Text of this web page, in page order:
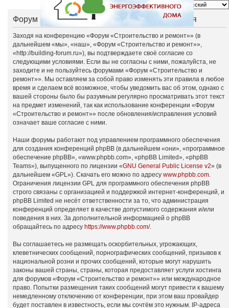
Язык:
Форум «Строительство и ремонт» - Регистрация
Заходя на конференцию «Форум «Строительство и ремонт»» (в
дальнейшем «мы», «наш», «Форум «Строительство и ремонт»»,
«http://building-forum.ru»), вы подтверждаете своё согласие со
следующими условиями. Если вы не согласны с ними, пожалуйста, не
заходите и не пользуйтесь форумами «Форум «Строительство и
ремонт»». Мы оставляем за собой право изменять эти правила в любое
время и сделаем всё возможное, чтобы уведомить вас об этом, однако с
вашей стороны было бы разумным регулярно просматривать этот текст
на предмет изменений, так как использование конференции «Форум
«Строительство и ремонт»» после обновления/исправления условий
означает ваше согласие с ними.
Наши форумы работают под управлением программного обеспечения
для создания конференций phpBB (в дальнейшем «они», «программное
обеспечение phpBB», «www.phpbb.com», «phpBB Limited», «phpBB
Teams»), выпущенного по лицензии «GNU General Public License v2» (в
дальнейшем «GPL»). Скачать его можно по адресу www.phpbb.com.
Ограничения лицензии GPL для программного обеспечения phpBB
строго связаны с организацией и поддержкой интернет-конференций, и
phpBB Limited не несёт ответственности за то, что администрация
конференций определяет в качестве допустимого содержания и/или
поведения в них. За дополнительной информацией о phpBB
обращайтесь по адресу https://www.phpbb.com/.
Вы соглашаетесь не размещать оскорбительных, угрожающих,
клеветнических сообщений, порнографических сообщений, призывов к
национальной розни и прочих сообщений, которые могут нарушить
законы вашей страны, страны, которая предоставляет услуги хостинга
для форумов «Форум «Строительство и ремонт»» или международное
право. Попытки размещения таких сообщений могут привести к вашему
немедленному отключению от конференции, при этом ваш провайдер
будет поставлен в известность, если мы сочтём это нужным. IP-адреса